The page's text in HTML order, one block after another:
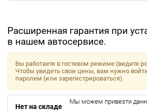
Расширенная гарантия при
в нашем автосервисе.
Вы работаете в гостевом режиме (видите
Чтобы увидеть свои цены, вам нужно
паролем (или зарегистрироваться).
Нет на складе
Мы можем привезти